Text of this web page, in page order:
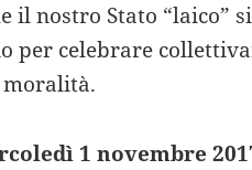
il nostro Stato “laico” si
per celebrare
moralità.
1 novembre